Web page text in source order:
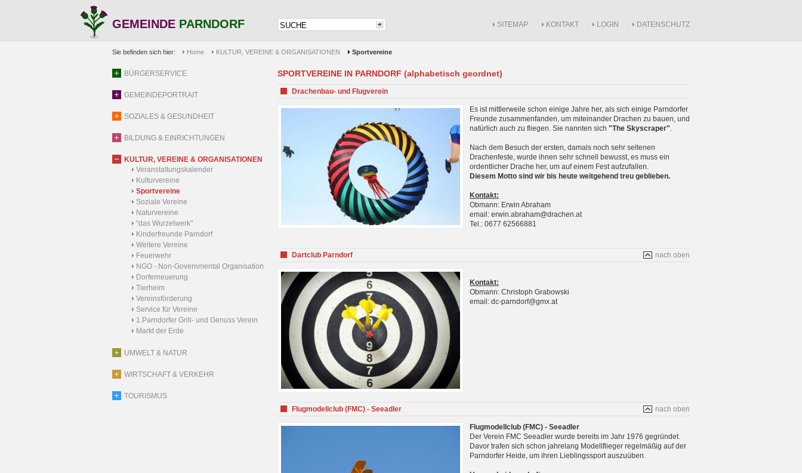
GEMEINDE PARNDORF SITEMAP KONTAKT LOGIN DATENSCHUTZ
Sie befinden sich hier: Home KULTUR, VEREINE & ORGANISATIONEN Sportvereine
BÜRGERSERVICE
GEMEINDEPORTRAIT
SOZIALES & GESUNDHEIT
BILDUNG & EINRICHTUNGEN
KULTUR, VEREINE & ORGANISATIONEN
Veranstaltungskalender
Kulturvereine
Sportvereine
Soziale Vereine
Naturvereine
"das Wurzelwerk"
Kinderfreunde Parndorf
Weitere Vereine
Feuerwehr
NGO - Non-Governmental Organisation
Dorferneuerung
Tierheim
Vereinsförderung
Service für Vereine
1.Parndorfer Grill- und Genuss Verein
Markt der Erde
UMWELT & NATUR
WIRTSCHAFT & VERKEHR
TOURISMUS
SPORTVEREINE IN PARNDORF (alphabetisch geordnet)
Drachenbau- und Flugverein
Es ist mittlerweile schon einige Jahre her, als sich einige Parndorfer
Freunde zusammenfanden, um miteinander Drachen zu bauen, und
natürlich auch zu fliegen. Sie nannten sich "The Skyscraper".
Nach dem Besuch der ersten, damals noch sehr seltenen
Drachenfeste, wurde ihnen sehr schnell bewusst, es muss ein
ordentlicher Drache her, um auf einem Fest aufzufallen.
Diesem Motto sind wir bis heute weitgehend treu geblieben.
Kontakt:
Obmann: Erwin Abraham
email: erwin.abraham@drachen.at
Tel.: 0677 62566881
nach oben
Dartclub Parndorf
Kontakt:
Obmann: Christoph Grabowski
email: dc-parndorf@gmx.at
nach oben
Flugmodellclub (FMC) - Seeadler
Flugmodellclub (FMC) - Seeadler
Der Verein FMC Seeadler wurde bereits im Jahr 1976 gegründet.
Davor trafen sich schon jahrelang Modellflieger regelmäßig auf der
Parndorfer Heide, um ihren Lieblingssport auszuüben.